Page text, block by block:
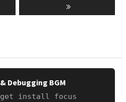
Debugging BGM
get install focus